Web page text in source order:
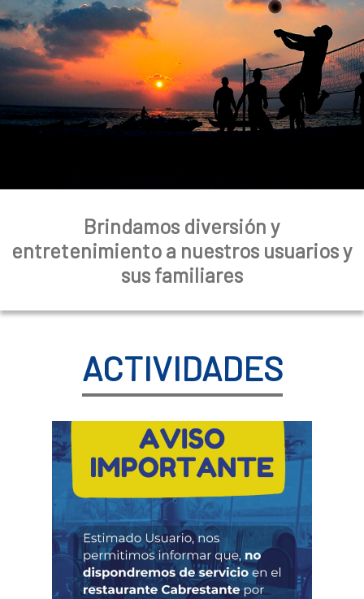
a
l
Brindamos diversión y
entretenimiento a nuestros usuarios y
sus familiares
ACTIVIDADES